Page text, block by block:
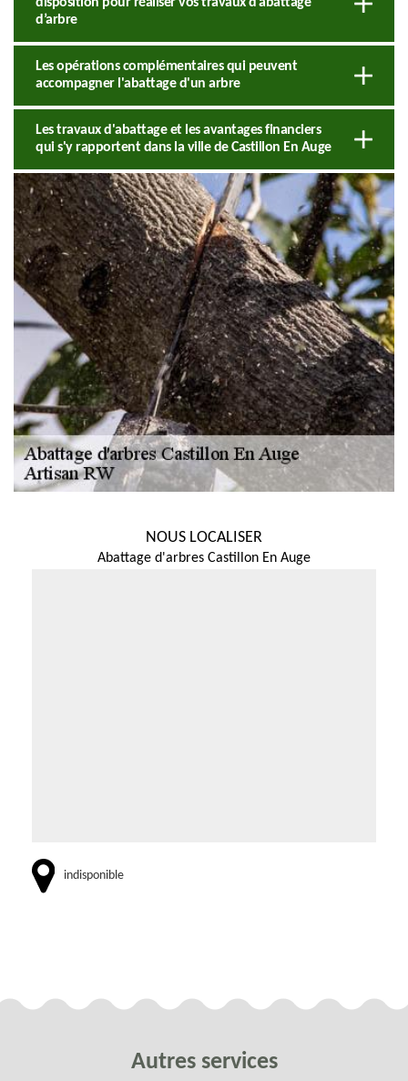
d’arbre
Les opérations complémentaires qui peuvent
accompagner l'abattage d'un arbre
Les travaux d'abattage et les avantages financiers
qui s'y rapportent dans la ville de Castillon En Auge
NOUS LOCALISER
Abattage d'arbres Castillon En Auge
indisponible
Autres services